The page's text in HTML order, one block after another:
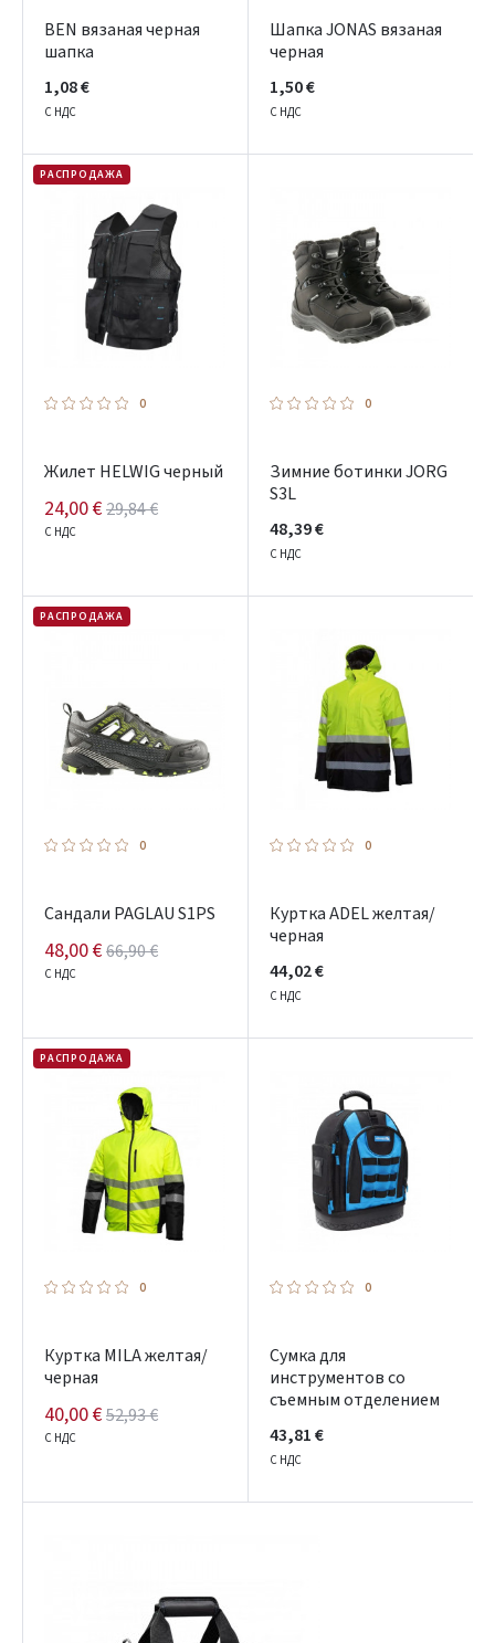
BEN вязаная черная
шапка
1,08 €
С НДС
Шапка JONAS вязаная
черная
1,50 €
С НДС
РАСПРОДАЖА
0
Жилет HELWIG черный
24,00 €29,84 €
С НДС
0
Зимние ботинки JORG
S3L
48,39 €
С НДС
РАСПРОДАЖА
0
Сандали PAGLAU S1PS
48,00 €66,90 €
С НДС
0
Куртка ADEL желтая/
черная
44,02 €
С НДС
РАСПРОДАЖА
0
Куртка MILA желтая/
черная
40,00 €52,93 €
С НДС
0
Сумка для
инструментов со
съемным отделением
43,81 €
С НДС